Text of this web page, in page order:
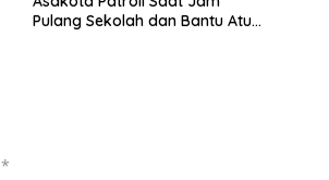
Pulang Sekolah dan Bantu Atur
*